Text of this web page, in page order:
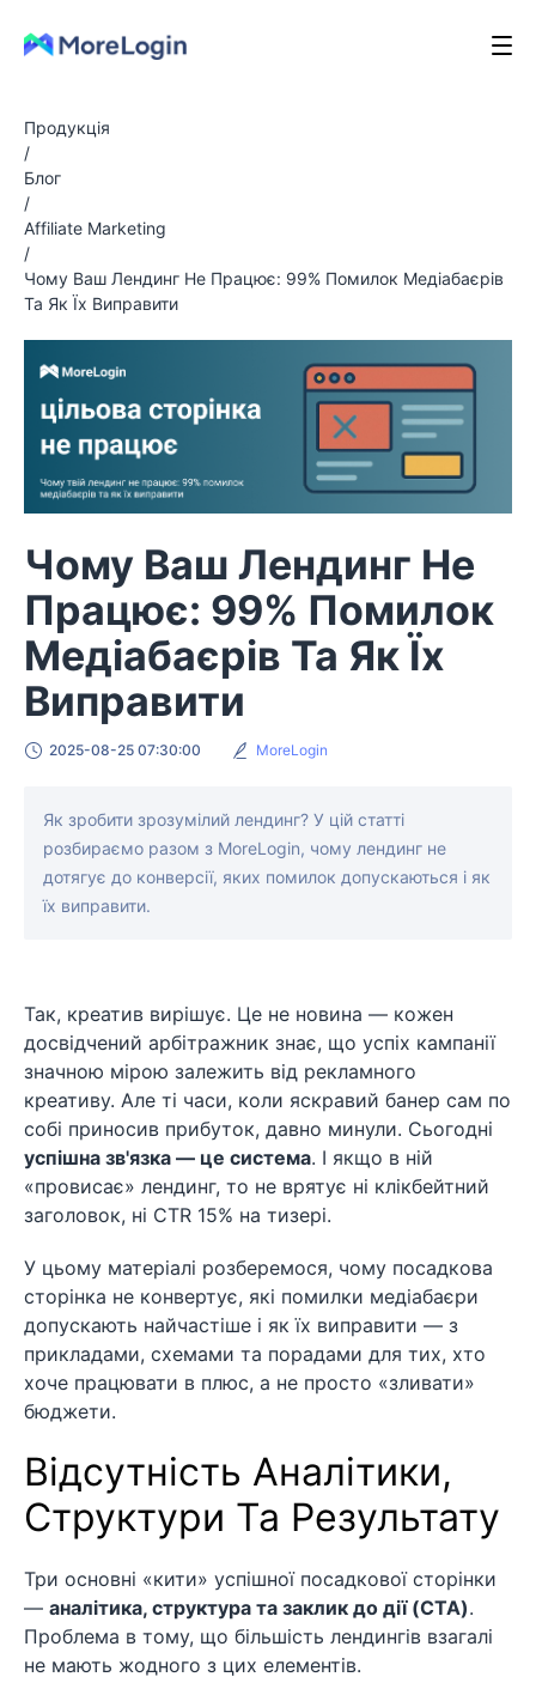
Продукція
/
Блог
/
Affiliate Marketing
/
Чому Ваш Лендинг Не Працює: 99% Помилок Медіабаєрів
Та Як Їх Виправити
Чому Ваш Лендинг Не
Працює: 99% Помилок
Медіабаєрів Та Як Їх
Виправити
2025-08-25 07:30:00 MoreLogin
Як зробити зрозумілий лендинг? У цій статті
розбираємо разом з MoreLogin, чому лендинг не
дотягує до конверсії, яких помилок допускаються і як
їх виправити.
Так, креатив вирішує. Це не новина — кожен
досвідчений арбітражник знає, що успіх кампанії
значною мірою залежить від рекламного
креативу. Але ті часи, коли яскравий банер сам по
собі приносив прибуток, давно минули. Сьогодні
успішна зв'язка — це система. І якщо в ній
«провисає» лендинг, то не врятує ні клікбейтний
заголовок, ні CTR 15% на тизері.
У цьому матеріалі розберемося, чому посадкова
сторінка не конвертує, які помилки медіабаєри
допускають найчастіше і як їх виправити — з
прикладами, схемами та порадами для тих, хто
хоче працювати в плюс, а не просто «зливати»
бюджети.
Відсутність Аналітики,
Структури Та Результату
Три основні «кити» успішної посадкової сторінки
— аналітика, структура та заклик до дії (CTA).
Проблема в тому, що більшість лендингів взагалі
не мають жодного з цих елементів.